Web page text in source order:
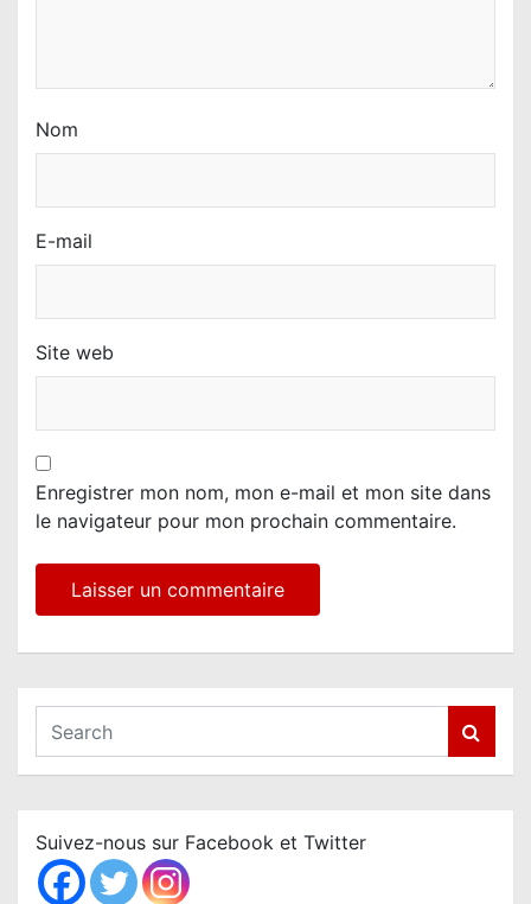
Nom
E-mail
Site web
Enregistrer mon nom, mon e-mail et mon site dans
le navigateur pour mon prochain commentaire.
a
c
h
Suivez-nous sur Facebook et Twitter